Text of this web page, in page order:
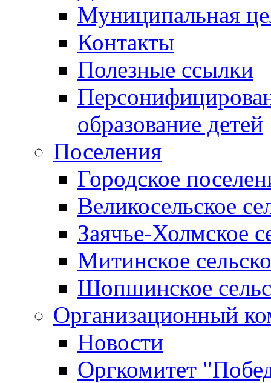
Муниципальная
Контакты
Полезные ссылки
образование детей
Поселения
Городское
Великосельское
Заячье-Холмское
Митинское
Шопшинское
Организационный
Новости
Оргкомитет